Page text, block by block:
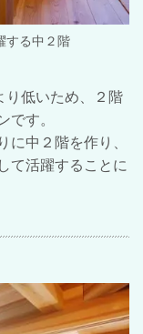
する中２階
り低いため、２階
です。
に中２階を作り、
て活躍することに